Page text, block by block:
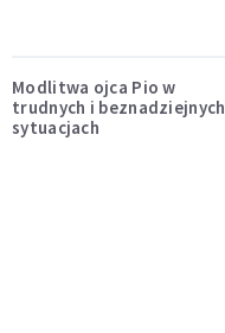
Modlitwa ojca Pio w
trudnych i beznadziejnych
sytuacjach